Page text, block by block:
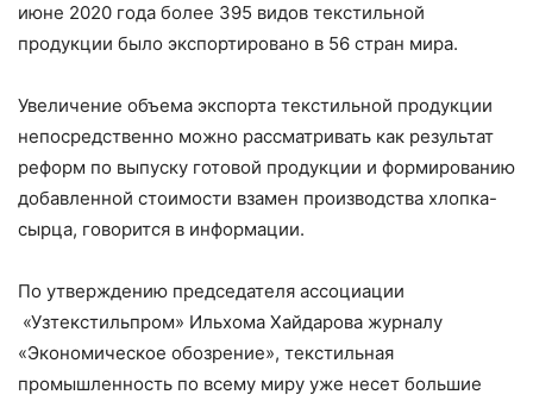
июне 2020 года более 395 видов текстильной
продукции было экспортировано в 56 стран мира.
Увеличение объема экспорта текстильной продукции
непосредственно можно рассматривать как результат
реформ по выпуску готовой продукции и формированию
добавленной стоимости взамен производства хлопка-
сырца, говорится в информации.
По утверждению председателя ассоциации
«Узтекстильпром» Ильхома Хайдарова журналу
«Экономическое обозрение», текстильная
промышленность по всему миру уже несет большие